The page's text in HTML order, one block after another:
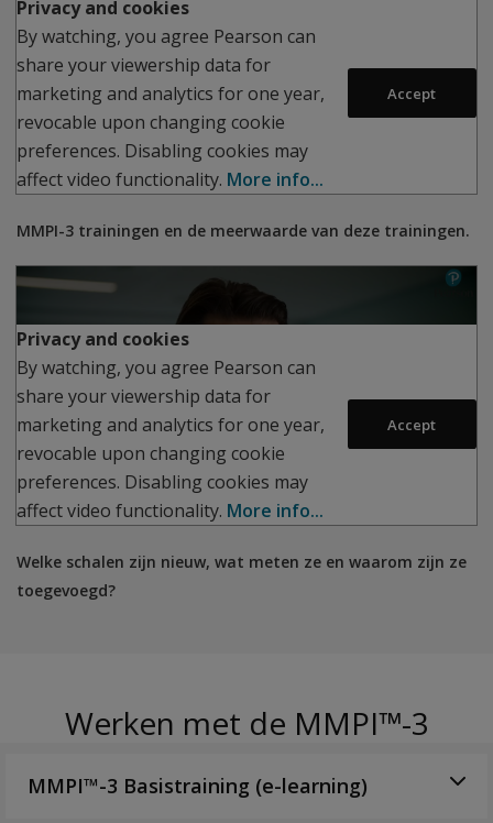
Play
Privacy and cookies
By watching, you agree Pearson can
share your viewership data for
marketing and analytics for one year,
revocable upon changing cookie
preferences. Disabling cookies may
affect video functionality. More info...
Accept
MMPI-3 trainingen en de meerwaarde van deze trainingen.
Play
Privacy and cookies
By watching, you agree Pearson can
share your viewership data for
marketing and analytics for one year,
revocable upon changing cookie
preferences. Disabling cookies may
affect video functionality. More info...
Accept
Welke schalen zijn nieuw, wat meten ze en waarom zijn ze
toegevoegd?
Werken met de MMPI™-3
MMPI™-3 Basistraining (e-learning)